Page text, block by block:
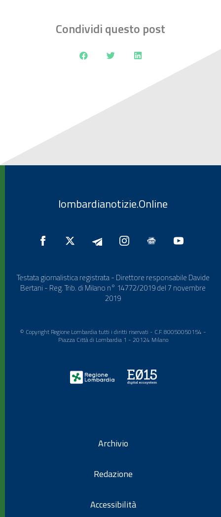
Condividi questo post
lombardianotizie.Online
Testata giornalistica registrata - Direttore responsabile Davide
Bertani - Reg. Trib. di Milano n° 14772/2019 del 7 novembre
2019
© Copyright Regione Lombardia tutti i diritti riservati - C.F. 80050050154 -
Piazza Città di Lombardia 1 - 20124 Milano
Archivio
Redazione
Accessibilità